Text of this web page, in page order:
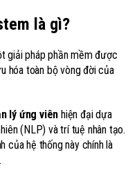
là gì?
giải pháp phần mềm được
hóa toàn bộ vòng đời của
lý ứng viên hiện đại dựa
(NLP) và trí tuệ nhân tạo.
của hệ thống này chính là